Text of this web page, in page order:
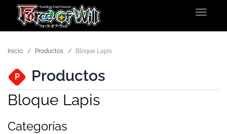
Toggle
Inicio Productos Bloque Lapis
P
Productos
Bloque Lapis
Categorías